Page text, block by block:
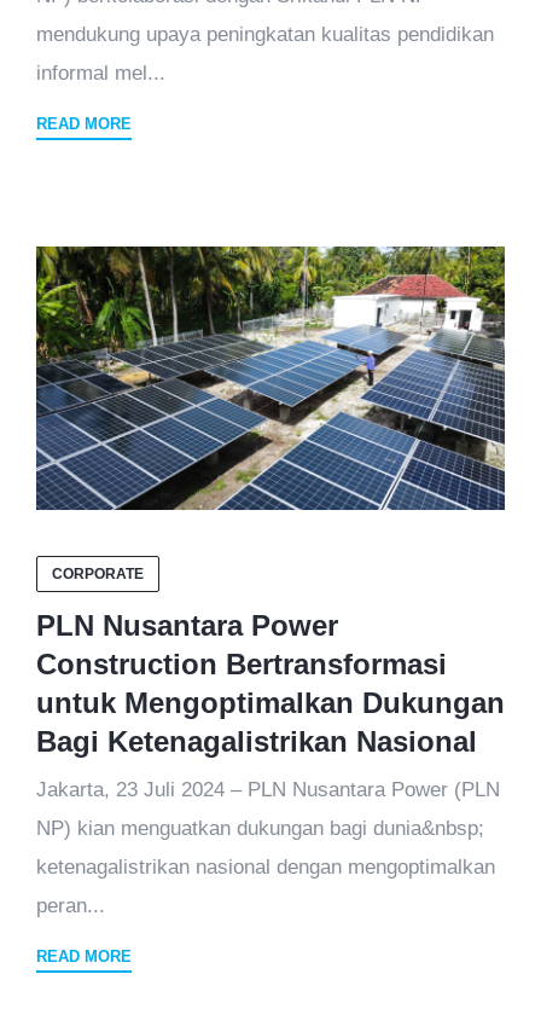
mendukung upaya peningkatan kualitas pendidikan
informal mel...
READ MORE
CORPORATE
PLN Nusantara Power
Construction Bertransformasi
untuk Mengoptimalkan Dukungan
Bagi Ketenagalistrikan Nasional
Jakarta, 23 Juli 2024 – PLN Nusantara Power (PLN
NP) kian menguatkan dukungan bagi dunia&nbsp;
ketenagalistrikan nasional dengan mengoptimalkan
peran...
READ MORE